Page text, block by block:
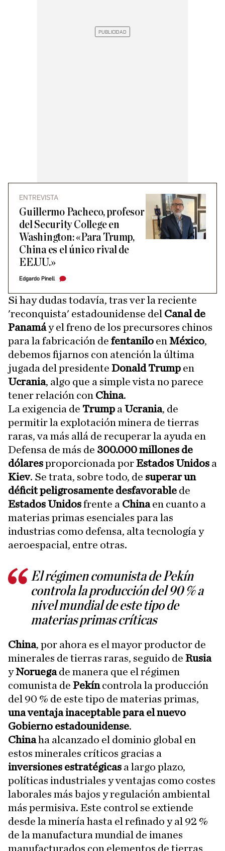
ENTREVISTA
Guillermo Pacheco, profesor
del Security College en
Washington: «Para Trump,
China es el único rival de
EE.UU.»
Edgardo Pinell
Si hay dudas todavía, tras ver la reciente
'reconquista' estadounidense del Canal de
Panamáy el freno de los precursores chinos
para la fabricación de fentanilo en México,
debemos fijarnos con atención la última
jugada del presidente Donald Trump en
Ucrania, algo que a simple vista no parece
tener relación con China.
La exigencia de Trump a Ucrania, de
permitir la explotación minera de tierras
raras, va más allá de recuperar la ayuda en
Defensa de más de 300.000 millones de
dólaresproporcionada porEstados Unidos a
Kiev. Se trata, sobre todo, de superar un
déficit peligrosamente desfavorable de
Estados Unidosfrente a Chinaen cuanto a
materias primas esenciales para las
industrias como defensa, alta tecnología y
aeroespacial, entre otras.
El régimen comunista de Pekín
controla la producción del 90 % a
nivel mundial de este tipo de
materias primas críticas
China, por ahora es el mayor productor de
minerales de tierras raras, seguido de Rusia
yNoruegade manera que el régimen
comunista de Pekíncontrola la producción
del 90 % de este tipo de materias primas,
una ventaja inaceptable para el nuevo
Gobierno estadounidense.
Chinaha alcanzado el dominio global en
estos minerales críticos gracias a
inversiones estratégicas a largo plazo,
políticas industriales y ventajas como costes
laborales más bajos y regulación ambiental
más permisiva. Este control se extiende
desde la minería hasta el refinado y al 92 %
de la manufactura mundial de imanes
manufacturados con elementos de tierras